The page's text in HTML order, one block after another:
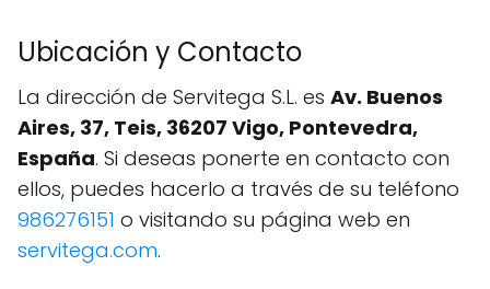
Ubicación y Contacto
La dirección de Servitega S.L. es Av. Buenos
Aires, 37, Teis, 36207 Vigo, Pontevedra,
España. Si deseas ponerte en contacto con
ellos, puedes hacerlo a través de su teléfono
986276151 o visitando su página web en
servitega.com.